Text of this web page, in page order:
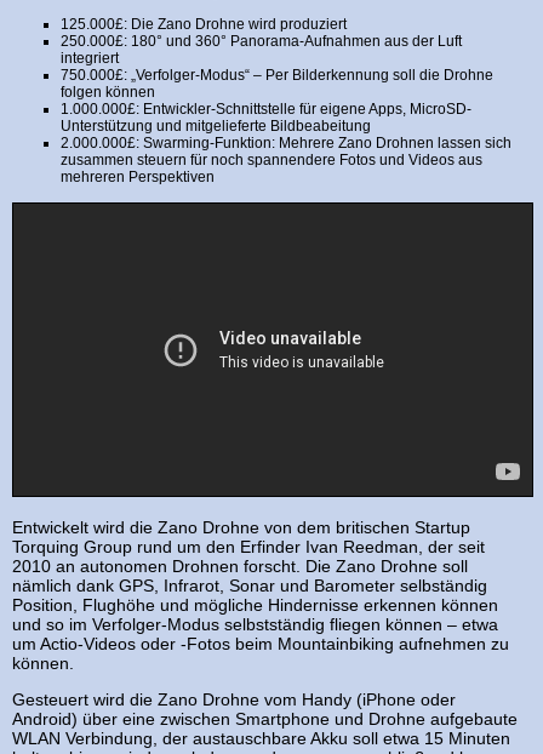
125.000£: Die Zano Drohne wird produziert
250.000£: 180° und 360° Panorama-Aufnahmen aus der Luft
integriert
750.000£: „Verfolger-Modus“ – Per Bilderkennung soll die Drohne
folgen können
1.000.000£: Entwickler-Schnittstelle für eigene Apps, MicroSD-
Unterstützung und mitgelieferte Bildbeabeitung
2.000.000£: Swarming-Funktion: Mehrere Zano Drohnen lassen sich
zusammen steuern für noch spannendere Fotos und Videos aus
mehreren Perspektiven
Entwickelt wird die Zano Drohne von dem britischen Startup
Torquing Group rund um den Erfinder Ivan Reedman, der seit
2010 an autonomen Drohnen forscht. Die Zano Drohne soll
nämlich dank GPS, Infrarot, Sonar und Barometer selbständig
Position, Flughöhe und mögliche Hindernisse erkennen können
und so im Verfolger-Modus selbstständig fliegen können – etwa
um Actio-Videos oder -Fotos beim Mountainbiking aufnehmen zu
können.
Gesteuert wird die Zano Drohne vom Handy (iPhone oder
Android) über eine zwischen Smartphone und Drohne aufgebaute
WLAN Verbindung, der austauschbare Akku soll etwa 15 Minuten